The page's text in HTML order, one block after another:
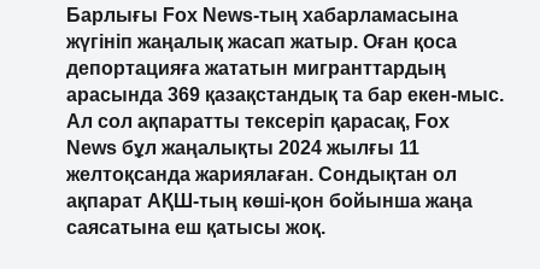
Барлығы Fox News-тың хабарламасына
жүгініп жаңалық жасап жатыр. Оған қоса
депортацияға жататын мигранттардың
арасында 369 қазақстандық та бар екен-мыс.
Ал сол ақпаратты тексеріп қарасақ, Fox
News бұл жаңалықты 2024 жылғы 11
желтоқсанда жариялаған. Сондықтан ол
ақпарат АҚШ-тың көші-қон бойынша жаңа
саясатына еш қатысы жоқ.